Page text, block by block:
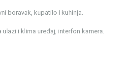
boravak, kupatilo i kuhinja.
ulazi i klima uređaj, interfon kamera.